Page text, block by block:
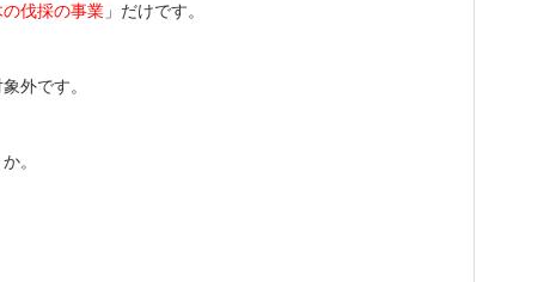
の伐採の事業 」だけです。
外です。
。